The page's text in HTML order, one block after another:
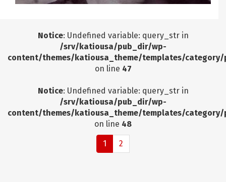
Notice: Undefined variable: query_str in
/srv/katiousa/pub_dir/wp-
content/themes/katiousa_theme/templates/
on line 47
Notice: Undefined variable: query_str in
/srv/katiousa/pub_dir/wp-
content/themes/katiousa_theme/templates/
on line 48
1 2